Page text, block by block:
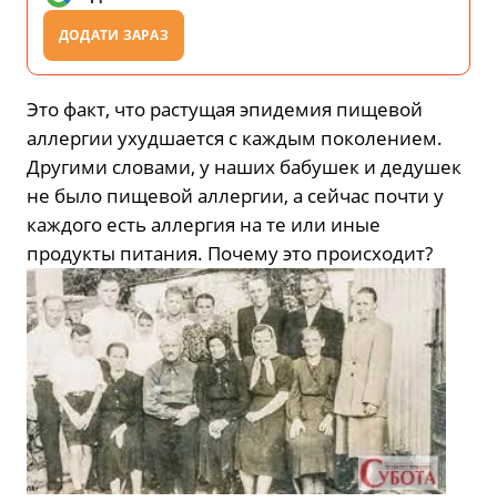
ДОДАТИ ЗАРАЗ
Это факт, что растущая эпидемия пищевой
аллергии ухудшается с каждым поколением.
Другими словами, у наших бабушек и дедушек
не было пищевой аллергии, а сейчас почти у
каждого есть аллергия на те или иные
продукты питания. Почему это происходит?